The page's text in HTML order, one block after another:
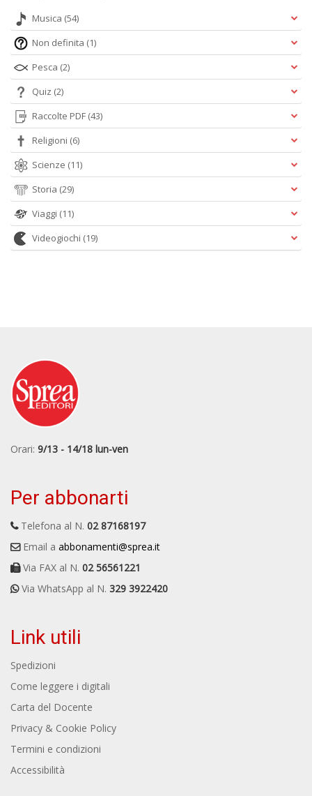
Musica (54)
Non definita (1)
Pesca (2)
Quiz (2)
Raccolte PDF (43)
Religioni (6)
Scienze (11)
Storia (29)
Viaggi (11)
Videogiochi (19)
Orari: 9/13 - 14/18 lun-ven
Per abbonarti
Telefona al N. 02 87168197
Email a abbonamenti@sprea.it
Via FAX al N. 02 56561221
Via WhatsApp al N. 329 3922420
Link utili
Spedizioni
Come leggere i digitali
Carta del Docente
Privacy & Cookie Policy
Termini e condizioni
Accessibilità